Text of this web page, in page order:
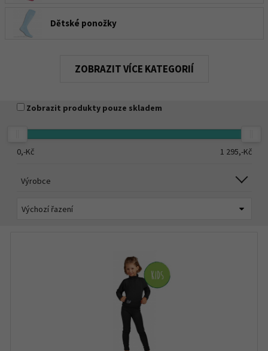
Dětské ponožky
KATEGORIÍ
Zobrazit produkty pouze skladem
0,-Kč 1 295,-Kč
Výrobce